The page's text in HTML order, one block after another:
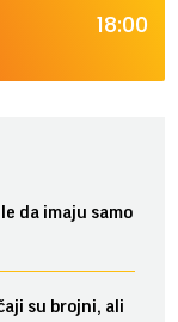
18:00
da imaju samo
su brojni, ali